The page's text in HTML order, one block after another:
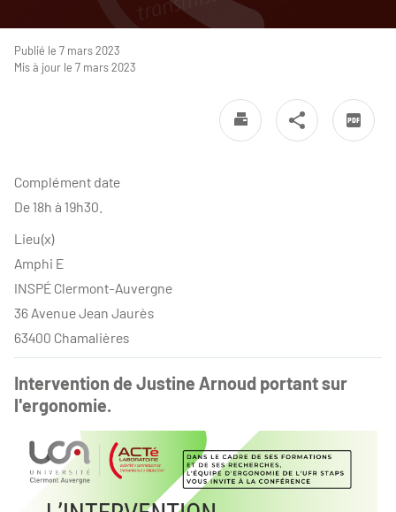
Publié le 7 mars 2023
Mis à jour le 7 mars 2023
Complément date
De 18h à 19h30.
Lieu(x)
Amphi E
INSPÉ Clermont-Auvergne
36 Avenue Jean Jaurès
63400 Chamalières
Intervention de Justine Arnoud portant sur
l'ergonomie.